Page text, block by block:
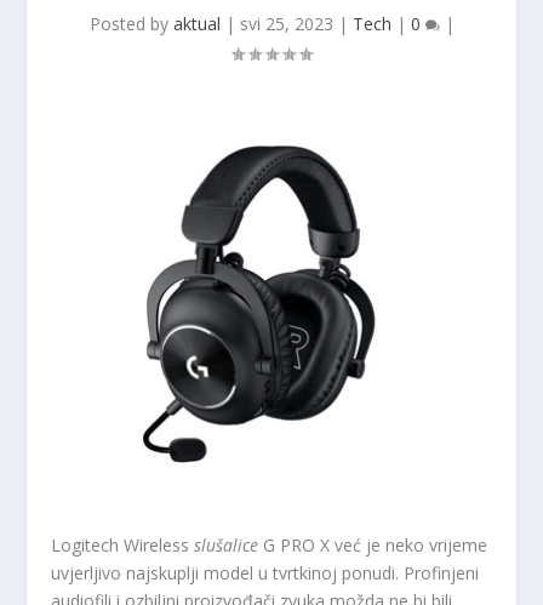
Posted by aktual | svi 25, 2023 | Tech | 0 |
Logitech Wirelessslušalice G PRO X već je neko vrijeme
uvjerljivo najskuplji model u tvrtkinoj ponudi. Profinjeni